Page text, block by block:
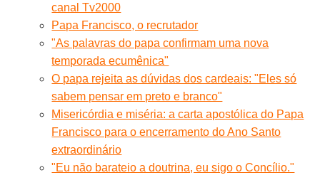
canal Tv2000
Papa Francisco, o recrutador
"As palavras do papa confirmam uma nova
temporada ecumênica"
O papa rejeita as dúvidas dos cardeais: "Eles só
sabem pensar em preto e branco"
Misericórdia e miséria: a carta apostólica do Papa
Francisco para o encerramento do Ano Santo
extraordinário
"Eu não barateio a doutrina, eu sigo o Concílio."